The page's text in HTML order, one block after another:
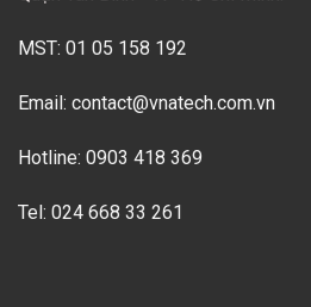
MST: 01 05 158 192
Email: contact@vnatech.com.vn
Hotline: 0903 418 369
Tel: 024 668 33 261